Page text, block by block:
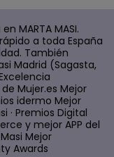
MARTA MASI.
a toda España
También
Madrid (Sagasta,
Mujer.es Mejor
idermo Mejor
· Premios Digital
y mejor APP del
Mejor
Awards